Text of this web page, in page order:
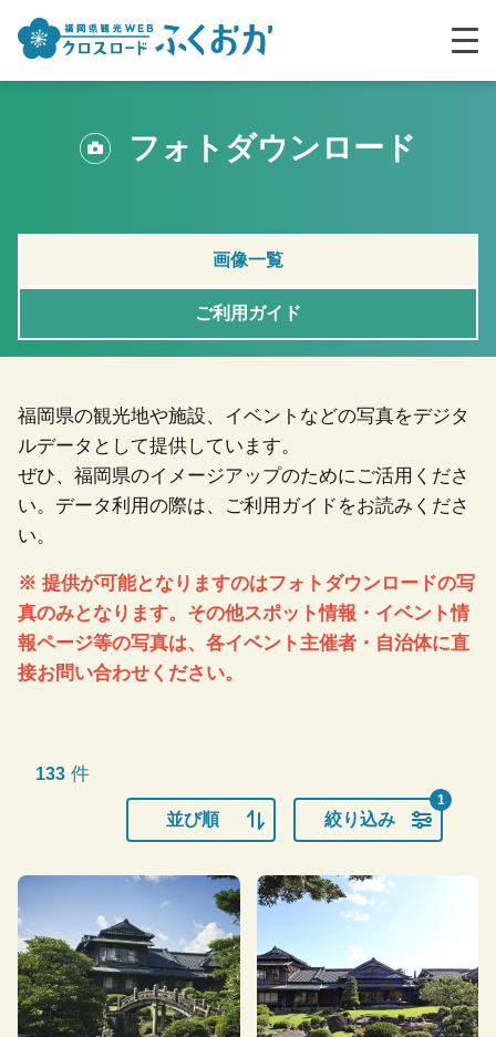
フォトダウンロード
画像一覧
ご利用ガイド
福岡県の観光地や施設、イベントなどの写真をデジタ
ルデータとして提供しています。
ぜひ、福岡県のイメージアップのためにご活用くださ
い。データ利用の際は、ご利用ガイドをお読みくださ
い。
※ 提供が可能となりますのはフォトダウンロードの写
真のみとなります。その他スポット情報・イベント情
報ページ等の写真は、各イベント主催者・自治体に直
接お問い合わせください。
133 件
並び順 絞り込み
1